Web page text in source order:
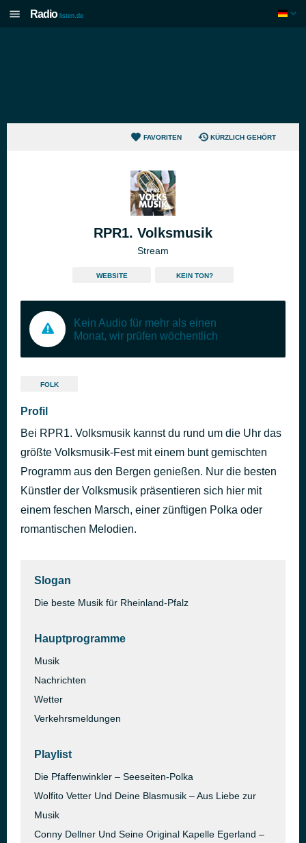
Radio listen.de
FAVORITEN KÜRZLICH GEHÖRT
RPR1. Volksmusik
Stream
WEBSITE KEIN TON?
Kein Audio für mehr als einen
Monat, wir prüfen wöchentlich
FOLK
Profil
Bei RPR1. Volksmusik kannst du rund um die Uhr das
größte Volksmusik-Fest mit einem bunt gemischten
Programm aus den Bergen genießen. Nur die besten
Künstler der Volksmusik präsentieren sich hier mit
einem feschen Marsch, einer zünftigen Polka oder
romantischen Melodien.
Slogan
Die beste Musik für Rheinland-Pfalz
Hauptprogramme
Musik
Nachrichten
Wetter
Verkehrsmeldungen
Playlist
Die Pfaffenwinkler – Seeseiten-Polka
Wolfito Vetter Und Deine Blasmusik – Aus Liebe zur
Musik
Conny Dellner Und Seine Original Kapelle Egerland –